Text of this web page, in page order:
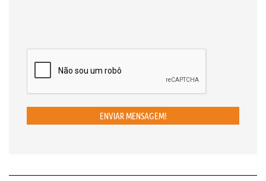
ENVIAR MENSAGEM!